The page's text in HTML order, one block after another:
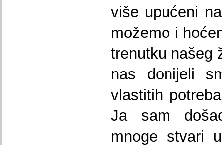
više upućeni
možemo i
trenutku našeg
nas donijeli
vlastitih
Ja sam
mnoge stvari